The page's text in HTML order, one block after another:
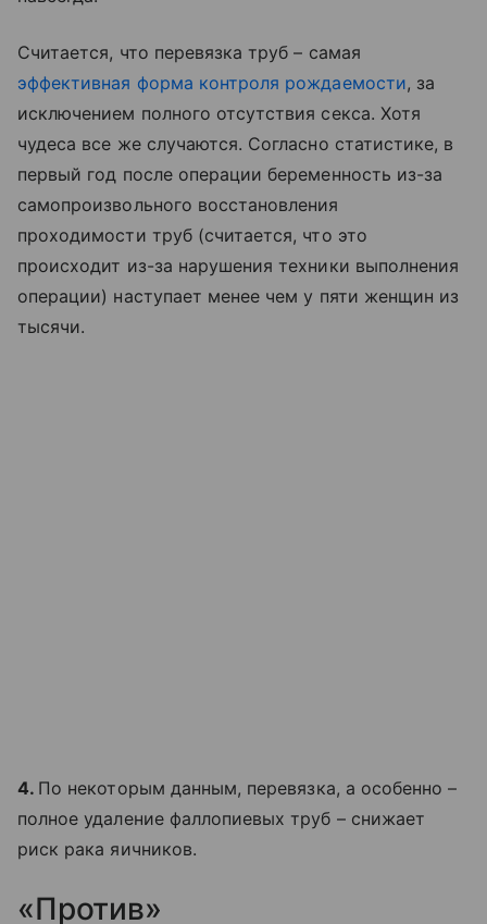
Считается, что перевязка труб – самая
эффективная форма контроля рождаемости, за
исключением полного отсутствия секса. Хотя
чудеса все же случаются. Согласно статистике, в
первый год после операции беременность из-за
самопроизвольного восстановления
проходимости труб (считается, что это
происходит из-за нарушения техники выполнения
операции) наступает менее чем у пяти женщин из
тысячи.
4. По некоторым данным, перевязка, а особенно –
полное удаление фаллопиевых труб – снижает
риск рака яичников.
«Против»